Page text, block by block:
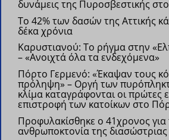
δυνάμεις της Πυροσβεστικής
Το 42% των δασών της Αττικής
δέκα χρόνια
Καρυστιανού: Το ρήγμα στην
– «Ανοιχτά όλα τα ενδεχόμενα»
Πόρτο Γερμενό: «Έκαψαν τους
πρόληψη» – Οργή των
κλίμα καταγράφονται οι πρώτες
επιστροφή των κατοίκων στο
Προφυλακίσθηκε ο 41χρονος για
ανθρωποκτονία της